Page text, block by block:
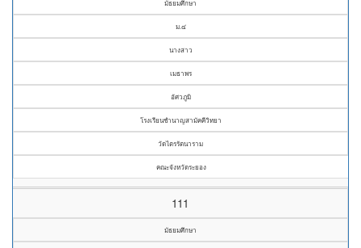
มัธยมศึกษา
ม.๔
นางสาว
เมธาพร
อัศวภูมิ
โรงเรียนชำนาญสามัคคีวิทยา
วัดไตรรัตนาราม
คณะจังหวัดระยอง
111
มัธยมศึกษา